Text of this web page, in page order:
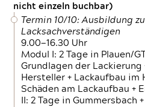
nicht einzeln buchbar)
Termin 10/10: Ausbildung
Lacksachverständigen
9.00—16.30 Uhr
Modul I: 2 Tage in Plauen/
Grundlagen der Lackierung
Hersteller + Lackaufbau im
Schäden am Lackaufbau +
II: 2 Tage in Gummersbach